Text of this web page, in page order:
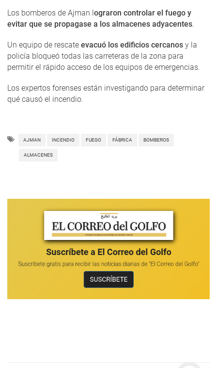
Los bomberos de Ajman l ograron controlar el fuego y
evitar que se propagase a los almacenes adyacentes.
Un equipo de rescate evacuó los edificios cercanos y la
policía bloqueó todas las carreteras de la zona para
permitir el rápido acceso de los equipos de emergencias.
Los expertos forenses están investigando para determinar
qué causó el incendio.
AJMAN INCENDIO FUEGO FÁBRICA BOMBEROS
ALMACENES